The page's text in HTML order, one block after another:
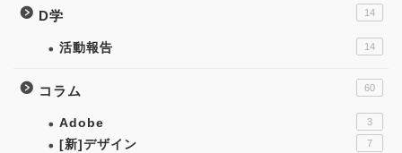
D学 14
活動報告 14
コラム 60
Adobe 3
[新]デザイン 7